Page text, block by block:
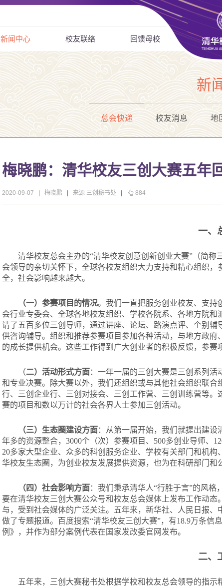
新闻中心 校友联络 回馈母校
新
总会快递 校友消息 地
梅晓鹏：清华校友三创大赛五年
2020-09-07 梅晓鹏 来源 三创秘书处 884
一、
清华校友总会主办的“清华校友创意创新创业大赛”（简
会领导的亲切关怀下，全球各校友组织大力支持和精心组织
全，社会影响越来越大。
（一）参赛项目的情况。我们一直把服务创业校友、支持
会行业专委会、全球各地校友组织、学校各院系、各地方院
请了五百多位三创导师，通过讲座、论坛、路演点评、个别
供咨询辅导。组织和推荐参赛项目参加各种活动，与地方政
的成长提供机会。这些工作得到广大创业者的积极反馈，参赛
（二）活动形式方面 ：一年一届的三创大赛是三创系列
和专业决赛。除大赛以外，我们还组织或与其他社会组织联
行、三创企业行、三创对接会、三创工作营、三创训练营等
赛的项目和数以万计的社会各界人士参加三创活动。
（三）生态圈建设方面 ：从第一届开始，我们就提出建
年多的资源整合，3000个（次）参赛项目、500多创业导师、
20多家大型企业、众多的科创服务企业、学校有关部门和机
华校友生态圈，为创业校友发展提供资源，也为在科研部门和
（四）社会影响方面 ：我们秉承清华人“行胜于言”的风
要在清华校友三创大赛公众号和校友总会媒体上发布工作动
与，受到社会媒体的广泛关注。五年来，新华社、人民日报
做了专题报道。百度搜索“清华校友三创大赛”，有18.9万条信
例》，并作为部分案例代表在国家发改委官网发布。
二、
五年来，三创大赛秘书处根据学校和校友总会领导的指